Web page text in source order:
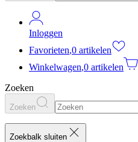
Inloggen
Favorieten,0 artikelen
Winkelwagen,0 artikelen
Zoeken
Zoeken
Zoekbalk sluiten